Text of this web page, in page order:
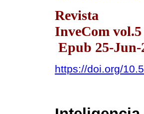
Revista
InveCom
Epub 25-Jun-
https://doi.org/